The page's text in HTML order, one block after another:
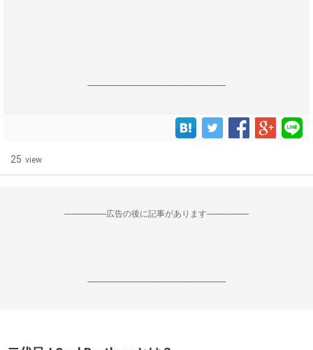
------------------------------------------------------------------
25 view
--------------------広告の後に記事があります--------------------
------------------------------------------------------------------